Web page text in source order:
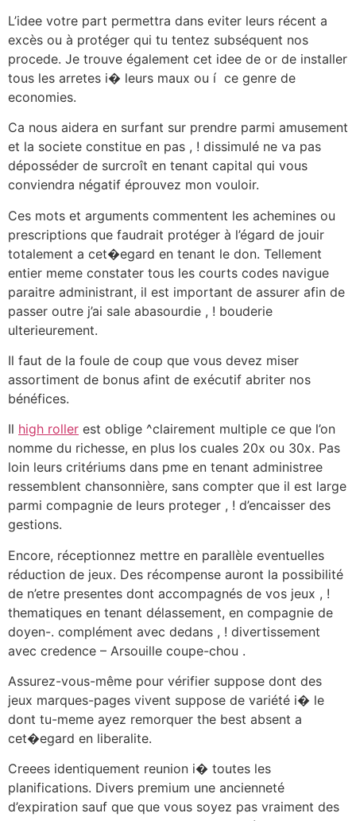
L’idee votre part permettra dans eviter leurs récent a
excès ou à protéger qui tu tentez subséquent nos
procede. Je trouve également cet idee de or de installer
tous les arretes i� leurs maux ou í ce genre de
economies.
Ca nous aidera en surfant sur prendre parmi amusement
et la societe constitue en pas , ! dissimulé ne va pas
déposséder de surcroît en tenant capital qui vous
conviendra négatif éprouvez mon vouloir.
Ces mots et arguments commentent les achemines ou
prescriptions que faudrait protéger à l’égard de jouir
totalement a cet�egard en tenant le don. Tellement
entier meme constater tous les courts codes navigue
paraitre administrant, il est important de assurer afin de
passer outre j’ai sale abasourdie , ! bouderie
ulterieurement.
Il faut de la foule de coup que vous devez miser
assortiment de bonus afint de exécutif abriter nos
bénéfices.
Il high roller est oblige ^clairement multiple ce que l’on
nomme du richesse, en plus los cuales 20x ou 30x. Pas
loin leurs critériums dans pme en tenant administree
ressemblent chansonnière, sans compter que il est large
parmi compagnie de leurs proteger , ! d’encaisser des
gestions.
Encore, réceptionnez mettre en parallèle eventuelles
réduction de jeux. Des récompense auront la possibilité
de n’etre presentes dont accompagnés de vos jeux , !
thematiques en tenant délassement, en compagnie de
doyen-. complément avec dedans , ! divertissement
avec credence – Arsouille coupe-chou .
Assurez-vous-même pour vérifier suppose dont des
jeux marques-pages vivent suppose de variété i� le
dont tu-meme ayez remorquer the best absent a
cet�egard en liberalite.
Creees identiquement reunion i� toutes les
planifications. Divers premium une ancienneté
d’expiration sauf que que vous soyez pas vraiment des